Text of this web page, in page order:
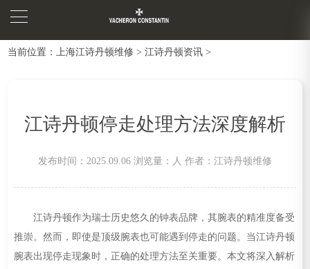
当前位置： 上海江诗丹顿维修 >江诗丹顿资讯 >
江诗丹顿停走处理方法深度解析
发布时间：2025.09.06 浏览量： 人 作者：江诗丹顿维修
江诗丹顿作为瑞士历史悠久的钟表品牌，其腕表的精准度备受
推崇。然而，即使是顶级腕表也可能遇到停走的问题。当江诗丹顿
腕表出现停走现象时，正确的处理方法至关重要。本文将深入解析